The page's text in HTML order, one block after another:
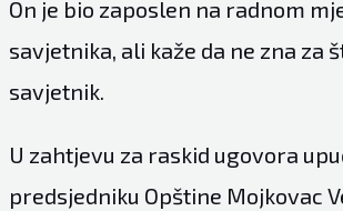
On je bio zaposlen na radnom
savjetnika, ali kaže da ne zna za
savjetnik.
U zahtjevu za raskid ugovora
predsjedniku Opštine Mojkovac